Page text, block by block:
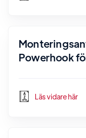
Powerhook
Läs vidare här